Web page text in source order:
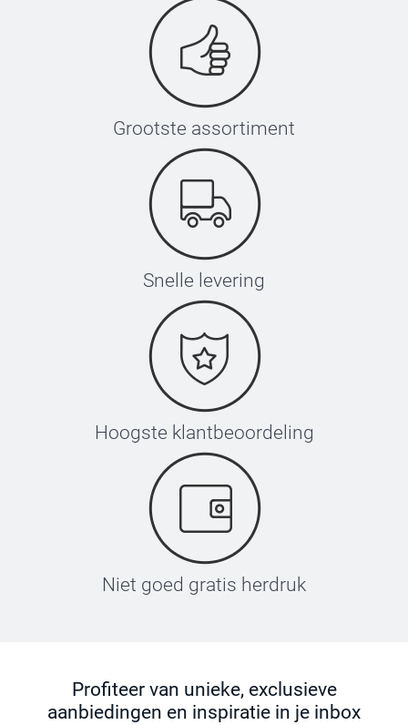
Grootste assortiment
Snelle levering
Hoogste klantbeoordeling
Niet goed gratis herdruk
Profiteer van unieke, exclusieve
aanbiedingen en inspiratie in je inbox